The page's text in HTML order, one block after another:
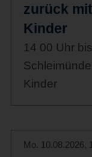
zurück
Kinder
14 00 Uhr
Kinder
Mo. 10.08.2026,